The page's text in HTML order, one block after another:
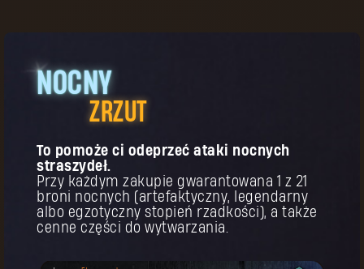
Nakrycie głowy Legendarne
Nakrycie głowy pierwszego
Twoja nagroda została odblokowana.
NOCNY
ZRZUT
To pomoże ci odeprzeć ataki nocnych
straszydeł.
Przy każdym zakupie gwarantowana 1 z 21
broni nocnych (artefaktyczny, legendarny
albo egzotyczny stopień rzadkości), a także
cenne części do wytwarzania.
Twoja nagroda została odblokowana.